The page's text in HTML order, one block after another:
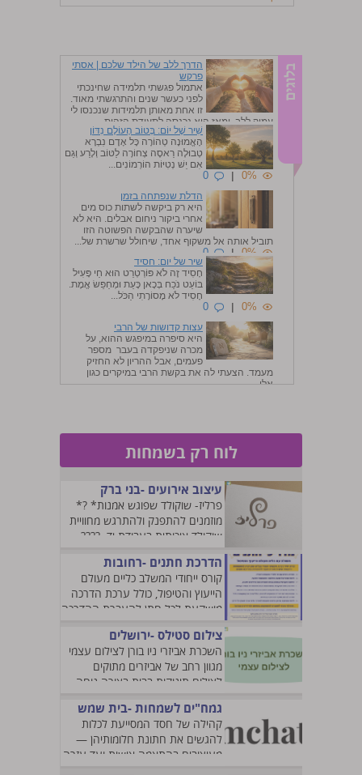
הדרך ללב של הילד שלכם | אסתי
פרקש
אתמול פגשתי תלמידה שחינכתי
לפני כעשר שנים והתרגשתי מאוד.
זו אחת מאותן תלמידות שנכנסו לי
עמוק ללב, ומאז היא נכנסה לתעודת הזהות...
|
0 שִׁיר שֶׁל יוֹם: בְּטוֹב הָעוֹלָם נִדּוֹן
הָאֱמוּנָה טְהוֹרָה כָּל אָדָם נִבְרָא
טְבוּלָה רַאסֶה צְחוֹרָה לַטּוֹב וְלָרַע וְגַם
אִם יֵשׁ נְטִיּוֹת הוֹרְמוֹנִים...
0%
|
0
הדלת שנפתחה בזמן
היא רק ביקשה לשתות כוס מים
אחרי ביקור ניחום אבלים. היא לא
שיערה שהבקשה הפשוטה הזו
תוביל אותה אל משקוף אחד, שיחולל שרשרת של...
0%
|
0
שיר של יום: חסיד
חָסִיד זֶה לֹא פּוֹרְטְרֵט הוּא חַי פָּעִיל
בּוֹעֵט נֹכַח בְּכָאן כָּעֵת וּמְחַפֵּשׂ אֱמֶת.
חָסִיד לֹא מָסוֹרָתִי הַכֹּל...
0%
|
0
עצות קדושות של הרבי
היא סיפרה במיפגש ההוא, על
מכרה שניפקדה בעבר מספר
פעמים, אבל ההריון לא החזיק
מעמד. הצעתי לה את בקשת הרבי במיקרים כגון
אלו, ...